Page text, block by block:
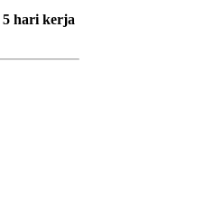
5 hari kerja